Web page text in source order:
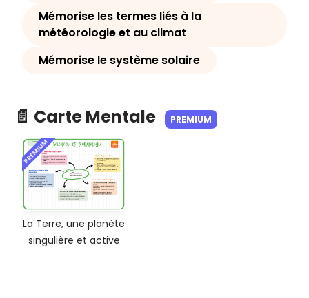
Mémorise les termes liés à la
météorologie et au climat
Mémorise le système solaire
📄 Carte Mentale PREMIUM
PREMIUM
La Terre, une planète
singulière et active